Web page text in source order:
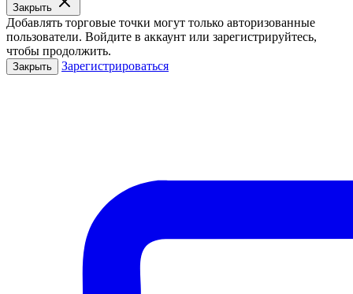
Закрыть
Добавлять торговые точки могут только авторизованные
пользователи. Войдите в аккаунт или зарегистрируйтесь,
чтобы продолжить.
Закрыть Зарегистрироваться